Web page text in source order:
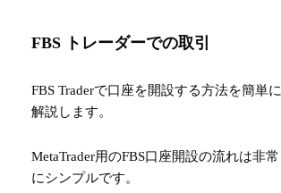
FBS トレーダーでの取引
FBS Traderで口座を開設する方法を簡単に
解説します。
MetaTrader用のFBS口座開設の流れは非常
にシンプルです。